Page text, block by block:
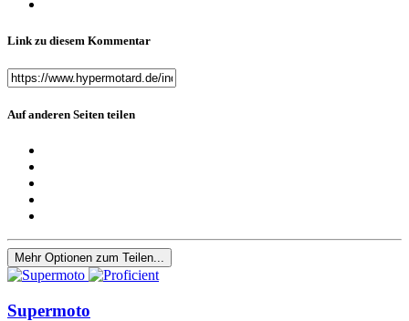
Link zu diesem Kommentar
Auf anderen Seiten teilen
Mehr Optionen zum Teilen...
Supermoto